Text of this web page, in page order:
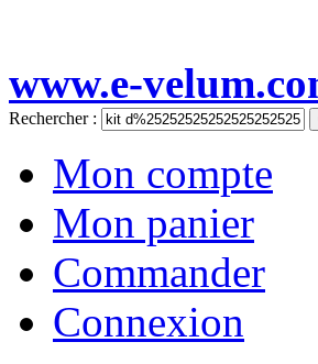
www.e-
Rechercher :
Mon compte
Mon panier
Commander
Connexion